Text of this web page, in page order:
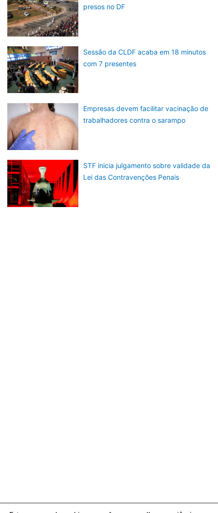
presos no DF
Sessão da CLDF acaba em 18 minutos
com 7 presentes
Empresas devem facilitar vacinação de
trabalhadores contra o sarampo
STF inicia julgamento sobre validade da
Lei das Contravenções Penais